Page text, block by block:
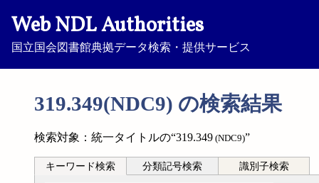
Web NDL Authorities
国立国会図書館典拠データ検索・提供サービス
319.349(NDC9) の検索結果
検索対象：統一タイトルの“319.349 (NDC9)”
キーワード検索 分類記号検索 識別子検索